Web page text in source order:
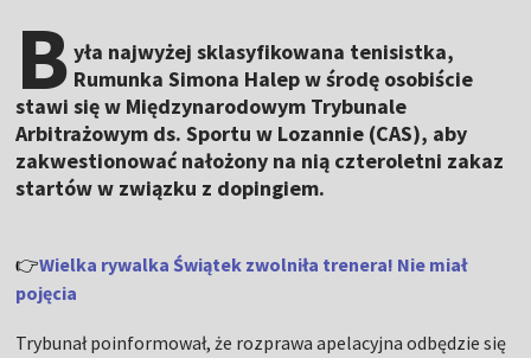
B yła najwyżej sklasyfikowana tenisistka,
Rumunka Simona Halep w środę osobiście
stawi się w Międzynarodowym Trybunale
Arbitrażowym ds. Sportu w Lozannie (CAS), aby
zakwestionować nałożony na nią czteroletni zakaz
startów w związku z dopingiem.
👉Wielka rywalka Świątek zwolniła trenera! Nie miał
pojęcia
Trybunał poinformował, że rozprawa apelacyjna odbędzie się